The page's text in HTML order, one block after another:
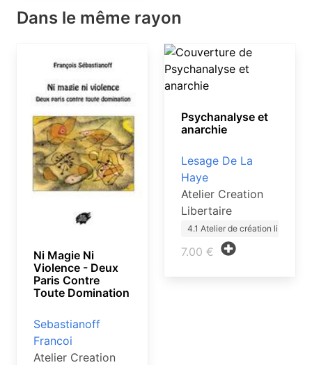
Dans le même rayon
Ni Magie Ni
Violence - Deux
Paris Contre
Toute Domination
Sebastianoff
Francoi
Atelier Creation
Psychanalyse et
anarchie
Lesage De La
Haye
Atelier Creation
Libertaire
4.1 Atelier de création li…
7.00 €